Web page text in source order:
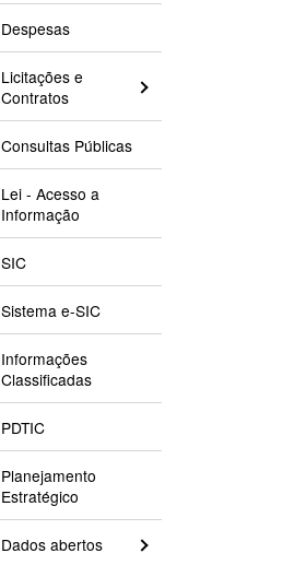
Despesas
Licitações e
Contratos
Consultas Públicas
Lei - Acesso a
Informação
SIC
Sistema e-SIC
Informações
Classificadas
PDTIC
Planejamento
Estratégico
Dados abertos